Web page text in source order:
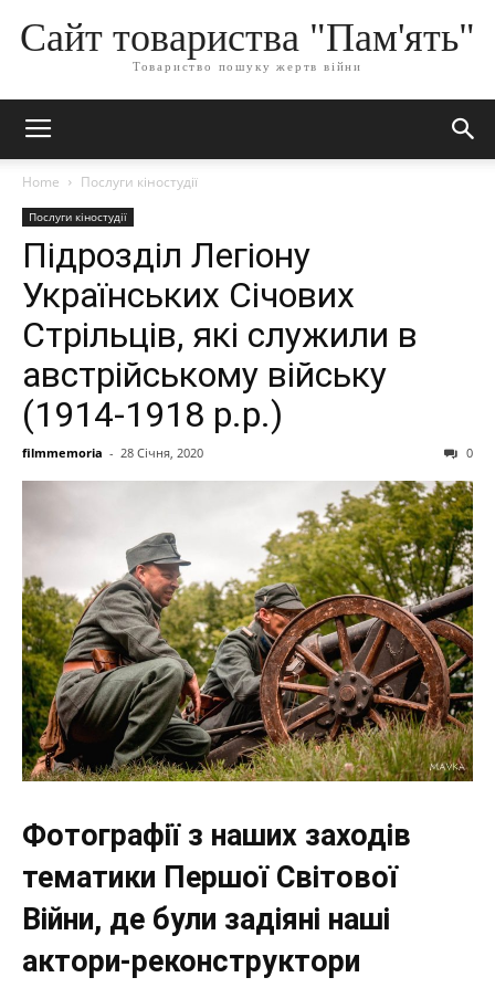
Сайт товариства "Пам'ять"
Товариство пошуку жертв війни
Home Послуги кіностудії
Послуги кіностудії
Підрозділ Легіону
Українських Січових
Стрільців, які служили в
австрійському війську
(1914-1918 р.р.)
filmmemoria - 28 Січня, 2020 0
Фотографії з наших заходів
тематики Першої Світової
Війни, де були задіяні наші
актори-реконструктори